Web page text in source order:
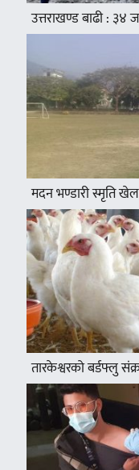
उत्तराखण्ड बाढी : ३४
मदन भण्डारी स्मृति
तारकेश्वरको बर्डफ्लु